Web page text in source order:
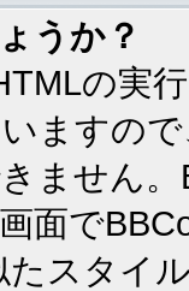
うか？
の実
ますの
ません
面で
たスタイ